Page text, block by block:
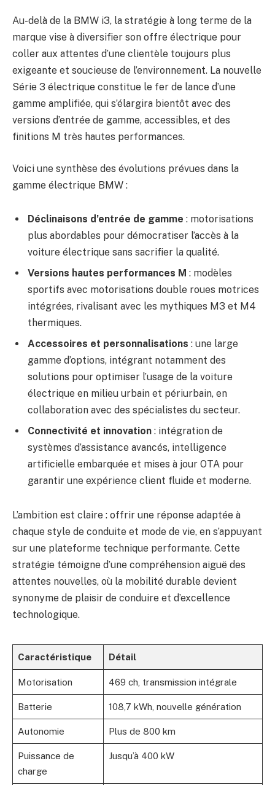
Au-delà de la BMW i3, la stratégie à long terme de la
marque vise à diversifier son offre électrique pour
coller aux attentes d’une clientèle toujours plus
exigeante et soucieuse de l’environnement. La nouvelle
Série 3 électrique constitue le fer de lance d’une
gamme amplifiée, qui s’élargira bientôt avec des
versions d’entrée de gamme, accessibles, et des
finitions M très hautes performances.
Voici une synthèse des évolutions prévues dans la
gamme électrique BMW :
Déclinaisons d’entrée de gamme : motorisations
plus abordables pour démocratiser l’accès à la
voiture électrique sans sacrifier la qualité.
Versions hautes performances M : modèles
sportifs avec motorisations double roues motrices
intégrées, rivalisant avec les mythiques M3 et M4
thermiques.
Accessoires et personnalisations : une large
gamme d’options, intégrant notamment des
solutions pour optimiser l’usage de la voiture
électrique en milieu urbain et périurbain, en
collaboration avec des spécialistes du secteur.
Connectivité et innovation : intégration de
systèmes d’assistance avancés, intelligence
artificielle embarquée et mises à jour OTA pour
garantir une expérience client fluide et moderne.
L’ambition est claire : offrir une réponse adaptée à
chaque style de conduite et mode de vie, en s’appuyant
sur une plateforme technique performante. Cette
stratégie témoigne d’une compréhension aiguë des
attentes nouvelles, où la mobilité durable devient
synonyme de plaisir de conduire et d’excellence
technologique.
Caractéristique Détail
Motorisation 469 ch, transmission intégrale
Batterie 108,7 kWh, nouvelle génération
Autonomie Plus de 800 km
Puissance de
charge
Jusqu’à 400 kW